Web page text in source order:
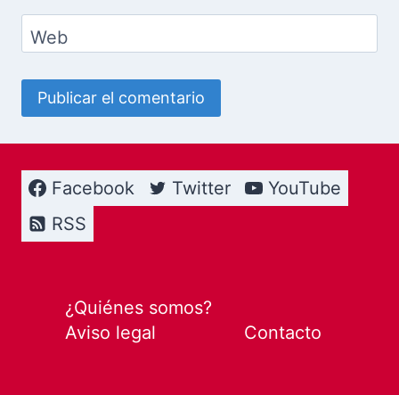
Web
Facebook Twitter
YouTube
RSS
¿Quiénes somos?
Aviso legal
Contacto